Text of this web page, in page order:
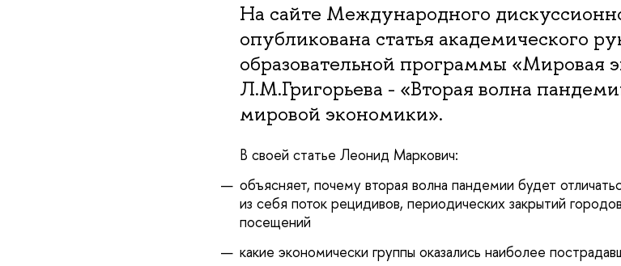
На сайте Международного
опубликована статья академического
образовательной программы «Мировая
Л.М.Григорьева - «Вторая волна
мировой экономики».
В своей статье Леонид Маркович:
объясняет, почему вторая волна пандемии будет
из себя поток рецидивов, периодических закрытий
посещений
какие экономически группы оказались наиболее